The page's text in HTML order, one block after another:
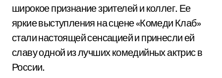
широкое признание зрителей и коллег. Ее
яркие выступления на сцене «Комеди Клаб»
стали настоящей сенсацией и принесли ей
славу одной из лучших комедийных актрис в
России.